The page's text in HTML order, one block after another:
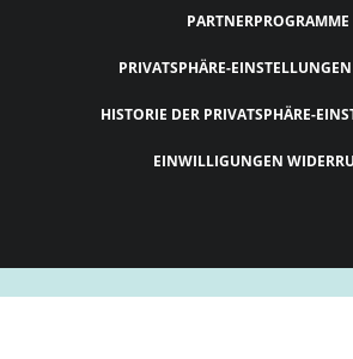
PARTNERPROGRAMME
PRIVATSPHÄRE-
HISTORIE DER PRIVATSPHÄRE-
EINWILLIGUNGEN